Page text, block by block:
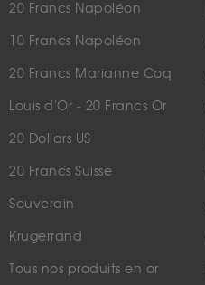
20 Francs Napoléon
10 Francs Napoléon
20 Francs Marianne Coq
Louis d'Or - 20 Francs Or
20 Dollars US
20 Francs Suisse
Souverain
Krugerrand
Tous nos produits en or